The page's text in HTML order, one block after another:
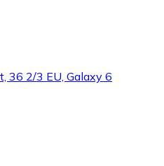
36 2/3 EU, Galaxy 6